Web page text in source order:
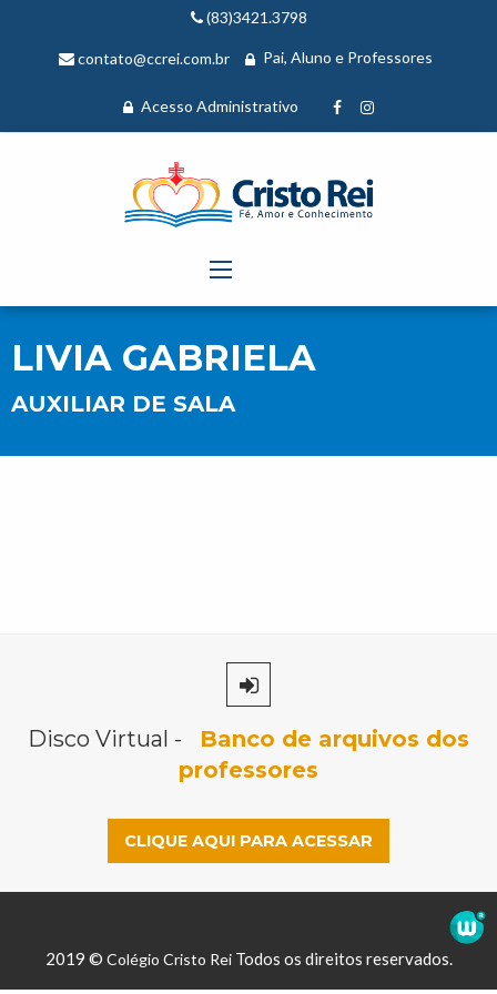
(83)3421.3798
contato@ccrei.com.br Pai, Aluno e Professores
Acesso Administrativo
LIVIA GABRIELA
AUXILIAR DE SALA
Disco Virtual -
Banco de arquivos dos
professores
CLIQUE AQUI PARA ACESSAR
2019 © Colégio Cristo ReiTodos os direitos reservados.